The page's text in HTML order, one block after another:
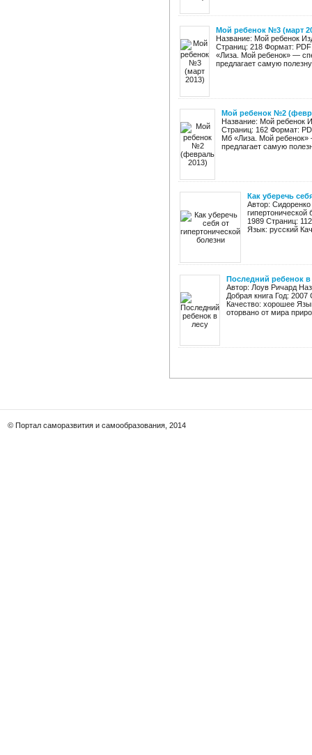
Мой ребенок №3 (март
Название: Мой ребенок
Страниц: 218 Формат:
«Лиза. Мой ребенок» —
предлагает самую
Мой ребенок №2
Название: Мой ребенок
Страниц: 162 Формат:
Мб «Лиза. Мой
предлагает самую
Как уберечь
Автор:
гипертонической
1989 Страниц:
Язык: русский
Последний ребенок в
Автор: Лоув Ричард
Добрая книга Год:
Качество: хорошее
оторвано от мира
© Портал саморазвития и самообразования, 2014